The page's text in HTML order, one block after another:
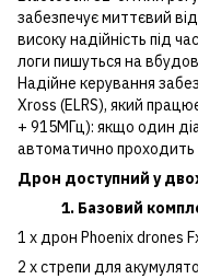
забезпечує миттєвий
високу надійність під
логи пишуться на
Надійне керування
Xross (ELRS), який
+ 915МГц): якщо один
автоматично проходить
Дрон доступний у
1. Базовий
1 x дрон Phoenix drones
2 x стрепи для